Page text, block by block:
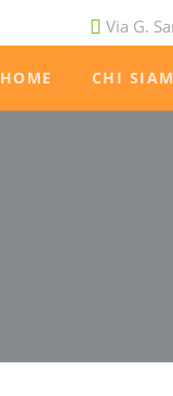
Via G.
HOME CHI